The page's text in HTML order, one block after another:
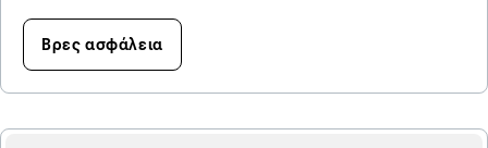
Βρες ασφάλεια